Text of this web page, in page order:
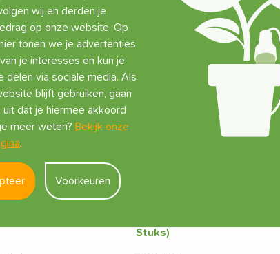
wij en derden je
op onze website. Op
tonen we je advertenties
je interesses en kun je
delen via sociale media. Als
blijft gebruiken, gaan
uit dat je hiermee akkoord
meer weten? Bekijk onze
.
Voorkeuren
Toevoegen
Tropf-Blumat
Stuks)